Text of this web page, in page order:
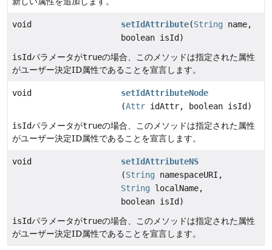
void setIdAttribute(String name,
boolean isId)
isIdパラメータがtrueの場合、このメソッドは指定された属性
がユーザー決定ID属性であることを宣言します。
void
setIdAttributeNode
(Attr idAttr, boolean isId)
isIdパラメータがtrueの場合、このメソッドは指定された属性
がユーザー決定ID属性であることを宣言します。
void
setIdAttributeNS
(String namespaceURI,
String localName,
boolean isId)
isIdパラメータがtrueの場合、このメソッドは指定された属性
がユーザー決定ID属性であることを宣言します。